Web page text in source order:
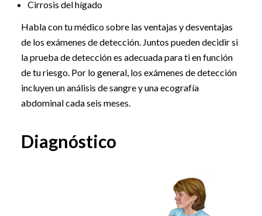
Cirrosis del hígado
Habla con tu médico sobre las ventajas y desventajas
de los exámenes de detección. Juntos pueden decidir si
la prueba de detección es adecuada para ti en función
de tu riesgo. Por lo general, los exámenes de detección
incluyen un análisis de sangre y una ecografía
abdominal cada seis meses.
Diagnóstico